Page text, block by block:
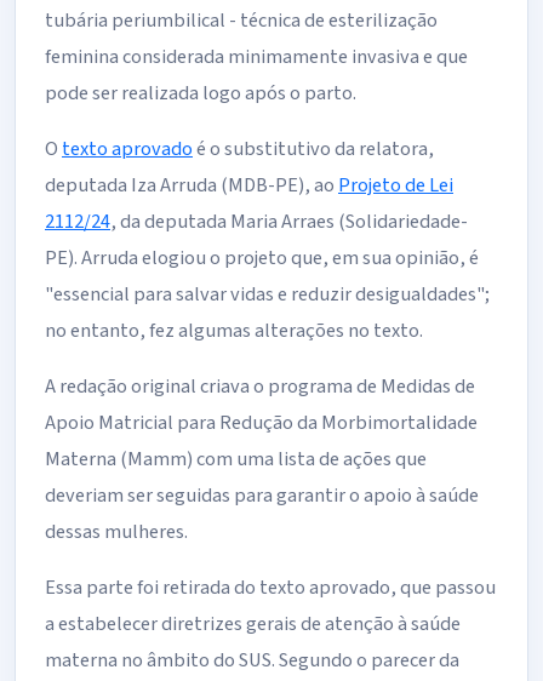
tubária periumbilical - técnica de esterilização
feminina considerada minimamente invasiva e que
pode ser realizada logo após o parto.
Otexto aprovadoé osubstitutivoda relatora,
deputada Iza Arruda (MDB-PE), aoProjeto de Lei
2112/24, da deputada Maria Arraes (Solidariedade-
PE). Arruda elogiou o projeto que, em sua opinião, é
"essencial para salvar vidas e reduzir desigualdades";
no entanto, fez algumas alterações no texto.
A redação original criava o programa de Medidas de
Apoio Matricial para Redução da Morbimortalidade
Materna (Mamm) com uma lista de ações que
deveriam ser seguidas para garantir o apoio à saúde
dessas mulheres.
Essa parte foi retirada do texto aprovado, que passou
aestabelecer diretrizes gerais de atenção à saúde
materna no âmbito do SUS.Segundo o parecer da